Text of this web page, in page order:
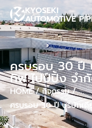
KYOSEKI
AUTOMOTIVE
ครบรอบ 30 ปี
ทิฟ ไปป์ปิ้ง จำ
HOME / กิจกรรม /
ครบรอบ 30 ปี บริษัทเคี